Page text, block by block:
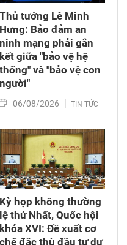
Thủ tướng Lê Minh
Hưng: Bảo đảm an
ninh mạng phải gắn
kết giữa "bảo vệ hệ
thống" và "bảo vệ con
người"
06/08/2026 TIN TỨC
Kỳ họp không thường
lệ thứ Nhất, Quốc hội
khóa XVI: Đề xuất cơ
chế đặc thù đầu tư dự